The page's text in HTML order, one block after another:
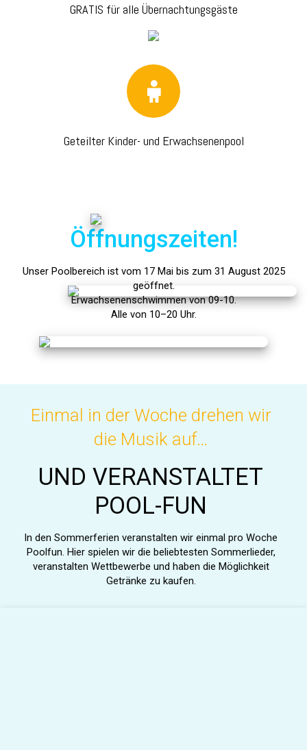
GRATIS für alle Übernachtungsgäste
Geteilter Kinder- und Erwachsenenpool
Öffnungszeiten!
Unser Poolbereich ist vom 17 Mai bis zum 31 August 2025
geöffnet.
Erwachsenenschwimmen von 09-10.
Alle von 10–20 Uhr.
Einmal in der Woche drehen wir
die Musik auf…
UND VERANSTALTET
POOL-FUN
In den Sommerferien veranstalten wir einmal pro Woche
Poolfun. Hier spielen wir die beliebtesten Sommerlieder,
veranstalten Wettbewerbe und haben die Möglichkeit
Getränke zu kaufen.